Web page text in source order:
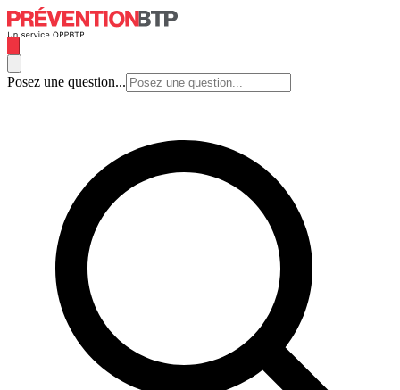
Posez une question...